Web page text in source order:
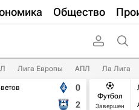
Общество
Лига Европы АПЛ Ла Лига
0
2
Футбол
Завершен